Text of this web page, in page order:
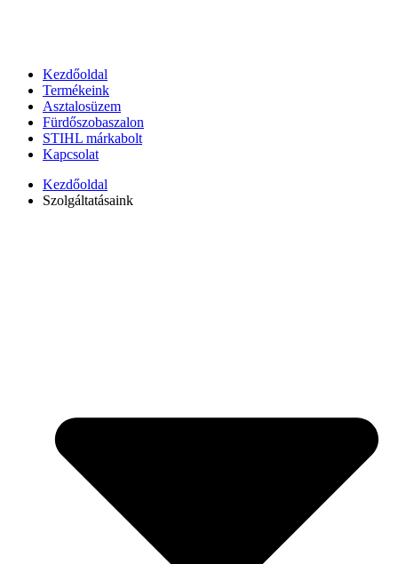
Kezdőoldal
Termékeink
Asztalosüzem
Fürdőszobaszalon
STIHL márkabolt
Kapcsolat
Kezdőoldal
Szolgáltatásaink